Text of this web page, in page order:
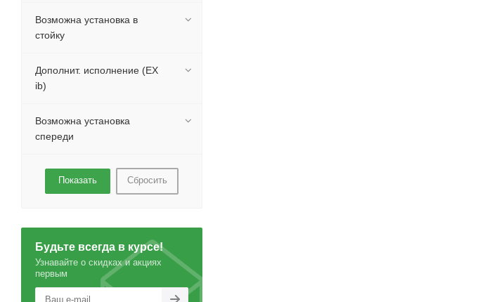
Возможна установка в
стойку
Дополнит. исполнение (EX
ib)
Возможна установка
спереди
Сбросить
Будьте всегда в курсе!
Узнавайте о скидках и акциях
первым